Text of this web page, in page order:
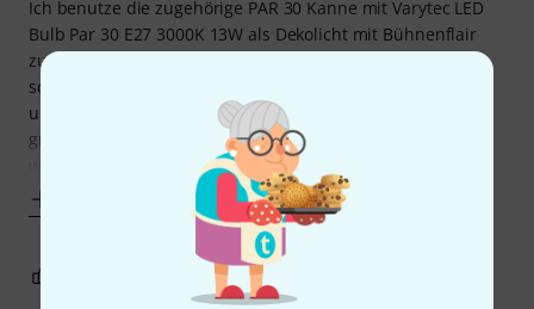
Ich benutze die zugehörige PAR 30 Kanne mit Varytec LED
Bulb Par 30 E27 3000K 13W als Dekolicht mit Bühnenflair
zuhause. Leider liegt ein Designfehler vor, die Torblende
schlackert in der Halterung des Scheinwerfers extrem
umher. Für die Dicke des Blechs (ca. 0.5 mm) sind
großzügige 9 mm bei den Blendenhalterungen angesetzt
worden. Abhilfe bringt hier nur eine DIY
BEWERTUNG MELDEN